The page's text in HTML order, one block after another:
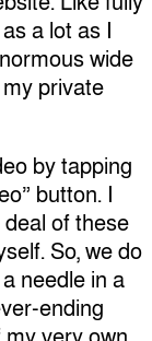
a lot as I
wide
private
by tapping
button. I
of these
So, we do
needle in a
ending